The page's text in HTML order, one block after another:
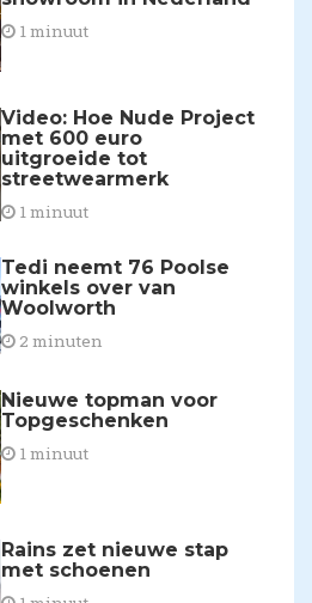
1 minuut
Video: Hoe Nude Project
met 600 euro
uitgroeide tot
streetwearmerk
1 minuut
Tedi neemt 76 Poolse
winkels over van
Woolworth
2 minuten
Nieuwe topman voor
Topgeschenken
1 minuut
Rains zet nieuwe stap
met schoenen